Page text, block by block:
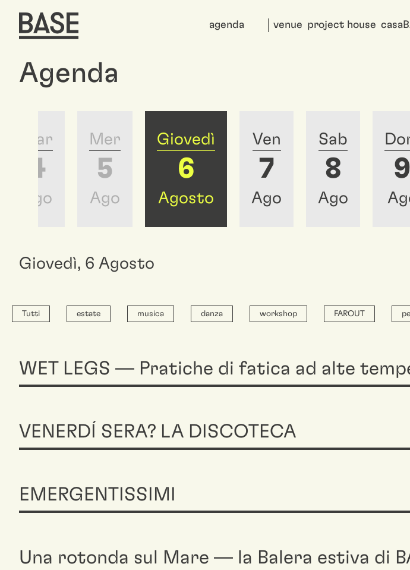
agenda venue project house
Agenda
Mar
4
Ago
Mer
5
Ago
Giovedì
6
Agosto
Ven
7
Ago
Sab
8
Ago
9
Giovedì, 6 Agosto
Tutti estate musica danza workshop FAROUT
WET LEGS — Pratiche di fatica ad alte
VENERDÍ SERA? LA DISCOTECA
EMERGENTISSIMI
Una rotonda sul Mare — la Balera estiva di